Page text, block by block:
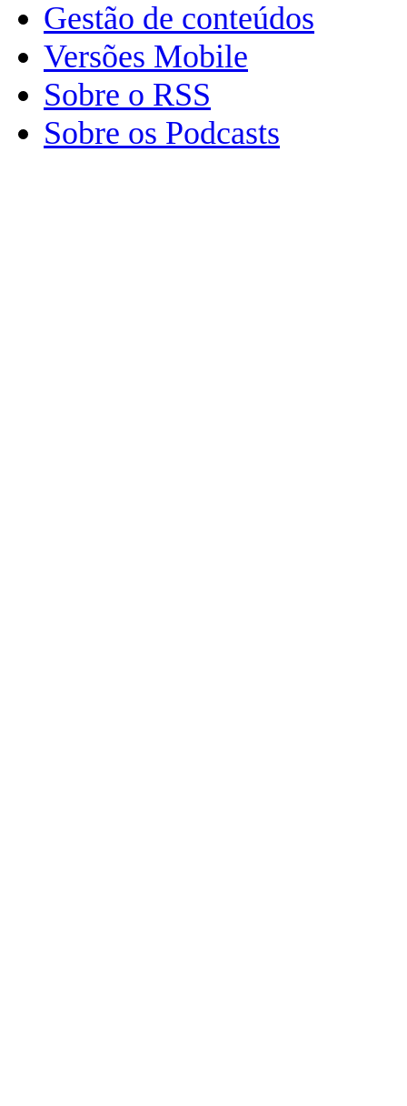
Gestão de conteúdos
Versões Mobile
Sobre o RSS
Sobre os Podcasts